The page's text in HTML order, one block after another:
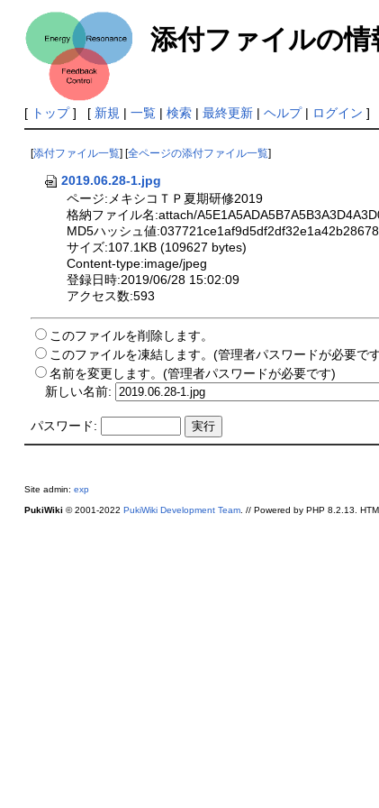
添付ファイルの情
[ トップ] [ 新規 | 一覧| 検索| 最終更新| ヘルプ| ログイン ]
[添付ファイル一覧] [全ページの添付ファイル一覧]
2019.06.28-1.jpg
ページ:メキシコＴＰ夏期研修2019
格納ファイル名:attach/
MD5ハッシュ値:037721ce1af9d5df2df32e1a42b28678
サイズ:107.1KB (109627 bytes)
Content-type:image/jpeg
登録日時:2019/06/28 15:02:09
アクセス数:593
このファイルを削除します。
このファイルを凍結します。(管理者パスワードが必要で
名前を変更します。(管理者パスワードが必要です)
新しい名前:
パスワード:
Site admin: exp
PukiWiki © 2001-2022 PukiWiki Development Team. // Powered by PHP 8.2.13.